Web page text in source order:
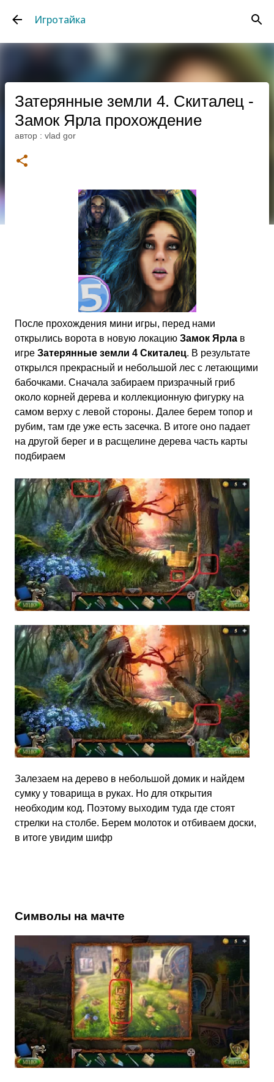
Игротайка
Затерянные земли 4. Скиталец -
Замок Ярла прохождение
автор : vlad gor
После прохождения мини игры, перед нами
открылись ворота в новую локацию Замок Ярла в
игре Затерянные земли 4 Скиталец. В результате
открылся прекрасный и небольшой лес с летающими
бабочками. Сначала забираем призрачный гриб
около корней дерева и коллекционную фигурку на
самом верху с левой стороны. Далее берем топор и
рубим, там где уже есть засечка. В итоге оно падает
на другой берег и в расщелине дерева часть карты
подбираем
Залезаем на дерево в небольшой домик и найдем
сумку у товарища в руках. Но для открытия
необходим код. Поэтому выходим туда где стоят
стрелки на столбе. Берем молоток и отбиваем доски,
в итоге увидим шифр
Символы на мачте